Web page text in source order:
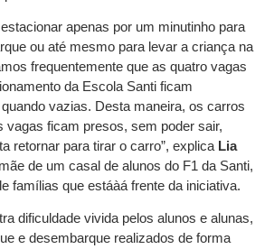
apenas por um minutinho para
ou até mesmo para levar a criança na
frequentemente que as quatro vagas
da Escola Santi ficam
vazias. Desta maneira, os carros
vagas ficam presos, sem poder sair,
retornar para tirar o carro”, explica Lia
mãe de um casal de alunos do F1 da Santi,
famílias que estáàá frente da iniciativa.
dificuldade vivida pelos alunos e alunas,
e desembarque realizados de forma